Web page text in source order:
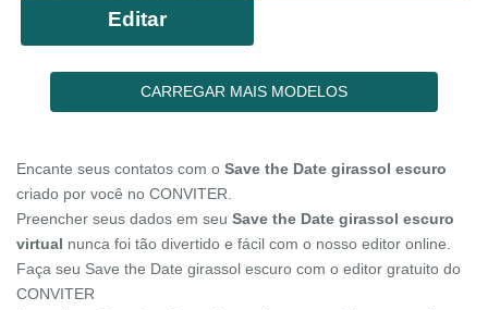
Editar
CARREGAR MAIS MODELOS
Encante seus contatos com o Save the Date girassol escuro
criado por você no CONVITER.
Preencher seus dados em seu Save the Date girassol escuro
virtual nunca foi tão divertido e fácil com o nosso editor online.
Faça seu Save the Date girassol escuro com o editor gratuito do
CONVITER